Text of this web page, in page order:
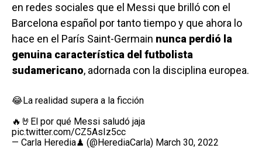
en redes sociales que el Messi que brilló con el
Barcelona español por tanto tiempo y que ahora lo
hace en el París Saint-Germain nunca perdió la
genuina característica del futbolista
sudamericano, adornada con la disciplina europea.
😂La realidad supera a la ficción
🔥🤘El por qué Messi saludó jaja
pic.twitter.com/CZ5AsIz5cc
— Carla Heredia♟ (@HerediaCarla) March 30, 2022